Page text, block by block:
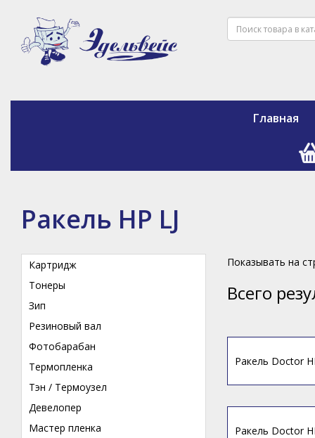
Главная
Ракель HP LJ
Картридж
Тонеры
Зип
Резиновый вал
Фотобарабан
Термопленка
Тэн / Термоузел
Девелопер
Мастер пленка
Показывать на
Всего
Ракель Doctor
Ракель Doctor